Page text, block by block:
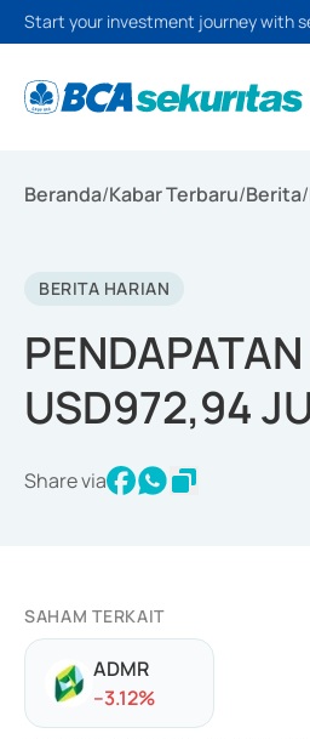
Start your investment journey with
Beranda/Kabar Terbaru/Berita/
BERITA HARIAN
USD972,94
Share via
SAHAM TERKAIT
ADMR
--3.12%